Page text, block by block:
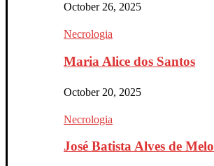
October 26, 2025
Necrologia
Maria Alice dos Santos
October 20, 2025
Necrologia
José Batista Alves de Melo